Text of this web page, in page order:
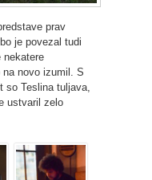
prav
je povezal tudi
nekatere
novo izumil. S
Teslina tuljava,
ustvaril zelo